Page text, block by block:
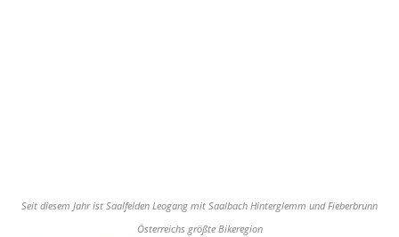
Seit diesem Jahr ist Saalfelden Leogang mit Saalbach Hinterglemm und Fieberbrunn
Österreichs größte Bikeregion